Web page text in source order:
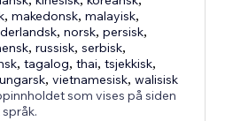
,makedonsk,malayisk,
,norsk,persisk,
,russisk,serbisk,
,tagalog,thai,tsjekkisk,
ungarsk,vietnamesisk,walisisk
som vises på siden